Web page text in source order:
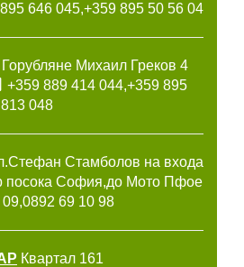
646 045,+359 895 50 56 04
Михаил Греков 4
+359 889 414 044,+359 895
048
Стамболов на входа
посока София,до Мото Пфое
09,0892 69 10 98
Квартал 161